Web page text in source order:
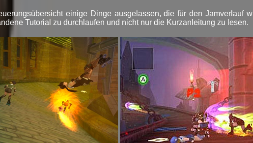
einige Dinge ausgelassen, die für den Jamverlauf
Tutorial zu durchlaufen und nicht nur die Kurzanleitung zu lesen.